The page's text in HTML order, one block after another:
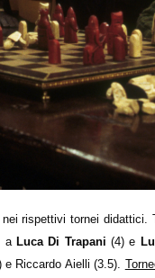
rispettivi tornei didattici.
a Luca Di Trapani (4) e
e Riccardo Aielli (3.5).